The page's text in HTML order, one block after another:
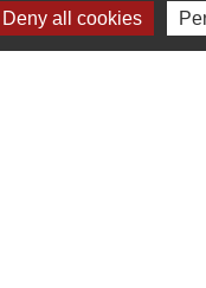
Deny all cookies